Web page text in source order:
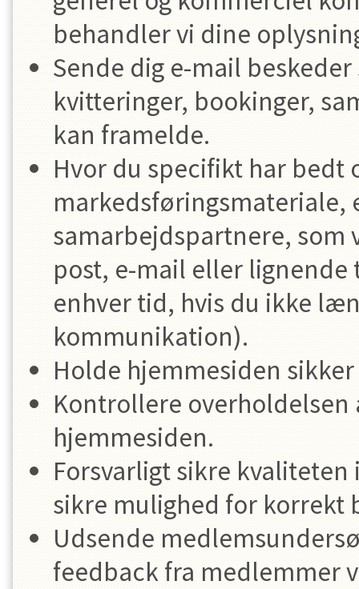
behandler vi dine
Sende dig e-mail
kvitteringer, bookinger,
kan framelde.
Hvor du specifikt har bedt
markedsføringsmateriale,
samarbejdspartnere, som
post, e-mail eller
enhver tid, hvis du ikke
kommunikation).
Holde hjemmesiden
Kontrollere
hjemmesiden.
Forsvarligt sikre
sikre mulighed for korrekt
Udsende
feedback fra medlemmer